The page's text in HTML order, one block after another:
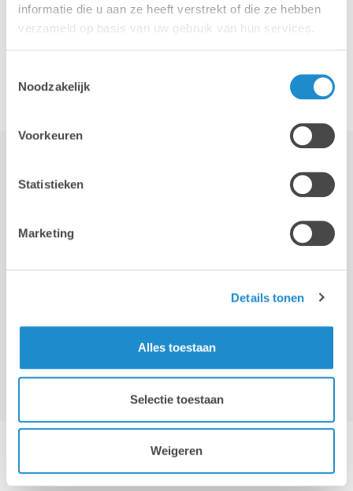
informatie die u aan ze heeft verstrekt of die ze hebben
verzameld op basis van uw gebruik van hun services.
Noodzakelijk
Voorkeuren
Statistieken
Marketing
Details tonen
Alles toestaan
Selectie toestaan
Weigeren
>
nieuwsbrief te kunnen mailen. We geven dit adres niet door aan